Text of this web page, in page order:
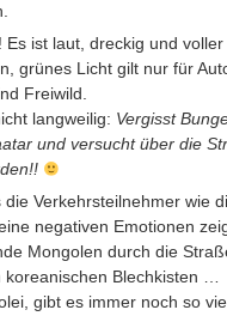
ist laut, dreckig und voller
grünes Licht gilt nur für
Freiwild.
langweilig: Vergisst
und versucht über die
Verkehrsteilnehmer wie
negativen Emotionen
Mongolen durch die
Blechkisten …
gibt es immer noch so